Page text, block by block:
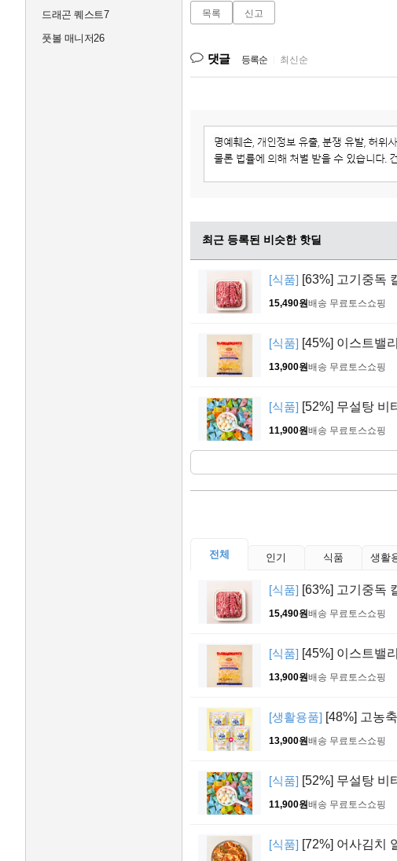
드래곤 퀘스트7
풋볼 매니저26
목록 신고
댓글 등록순 최신순
최근 등록된 비슷한 핫딜
[식품] [63%] 고기중독
15,490원배송 무료 토스쇼핑
[식품] [45%] 이스트밸
13,900원배송 무료 토스쇼핑
[식품] [52%] 무설탕 비
11,900원배송 무료 토스쇼핑
전체 인기 식품 생활
[식품] [63%] 고기중독
15,490원배송 무료 토스쇼핑
[식품] [45%] 이스트밸
13,900원배송 무료 토스쇼핑
[생활용품] [48%] 고농
13,900원배송 무료 토스쇼핑
[식품] [52%] 무설탕 비
11,900원배송 무료 토스쇼핑
[식품] [72%] 어사김치